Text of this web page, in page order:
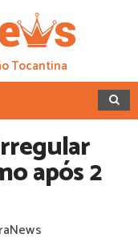
Tocantina
após 2